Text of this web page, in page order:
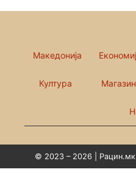
Македонија
Култура Магазин
© 2023 – 2026 | Рацин.мк